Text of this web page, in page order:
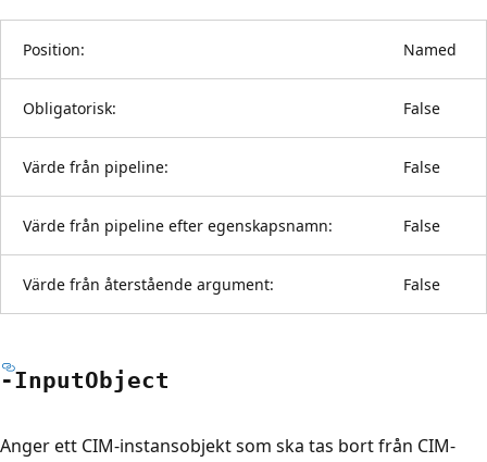
Position: Named
Obligatorisk: False
Värde från pipeline: False
Värde från pipeline efter egenskapsnamn: False
Värde från återstående argument: False
-InputObject
Anger ett CIM-instansobjekt som ska tas bort från CIM-